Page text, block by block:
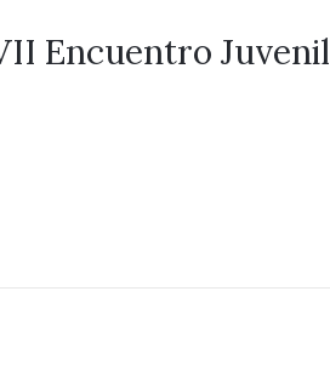
Encuentro Juvenil